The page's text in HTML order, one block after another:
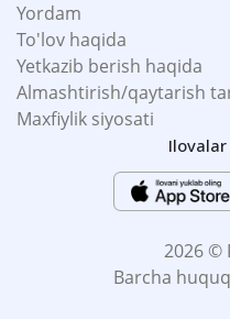
Yordam
To'lov haqida
Yetkazib berish haqida
Almashtirish/qaytarish
Maxfiylik siyosati
2026 ©
Barcha